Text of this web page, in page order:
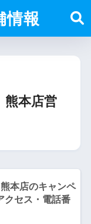
情報
本店営
本店のキャンペ
クセス・電話番